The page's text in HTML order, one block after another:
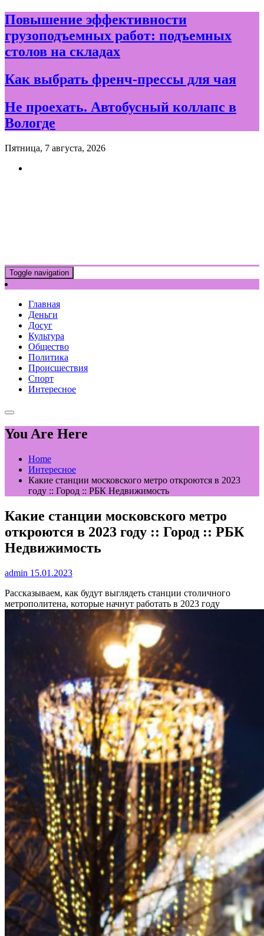
Skip
to
content
Повышение эффективности
грузоподъемных работ: подъемных
столов на складах
Как выбрать френч-прессы для чая
Не проехать. Автобусный коллапс в
Вологде
Пятница, 7 августа, 2026
Toggle navigation
Главная
Деньги
Досуг
Культура
Общество
Политика
Происшествия
Спорт
Интересное
You Are Here
Home
Интересное
Какие станции московского метро откроются в 2023
году :: Город :: РБК Недвижимость
Какие станции московского метро
откроются в 2023 году :: Город :: РБК
Недвижимость
admin 15.01.2023
Рассказываем, как будут выглядеть станции столичного
метрополитена, которые начнут работать в 2023 году